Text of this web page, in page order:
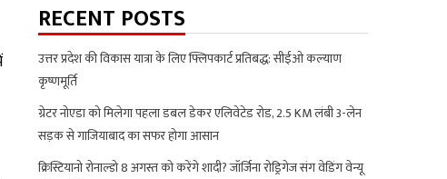
RECENT POSTS
उत्तर प्रदेश की विकास यात्रा के लिए फ्लिपकार्ट प्रतिबद्ध: सीईओ कल्याण
कृष्णमूर्ति
ग्रेटर नोएडा को मिलेगा पहला डबल डेकर एलिवेटेड रोड, 2.5 KM लंबी 3-लेन
सड़क से गाजियाबाद का सफर होगा आसान
क्रिस्टियानो रोनाल्डो 8 अगस्त को करेंगे शादी? जॉर्जिना रोड्रिगेज संग वेडिंग वेन्यू